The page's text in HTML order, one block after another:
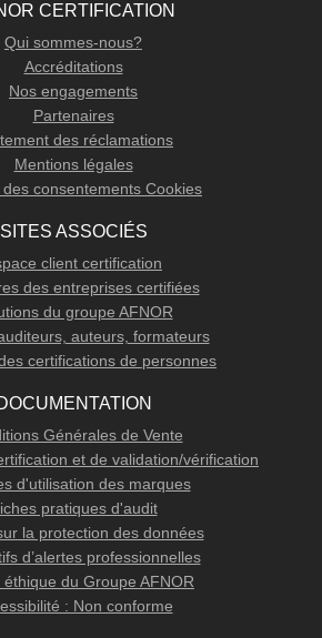
CERTIFICATION
Qui sommes-nous?
Accréditations
Nos engagements
Partenaires
des réclamations
Mentions légales
consentements Cookies
SITES ASSOCIÉS
client certification
des entreprises certifiées
du groupe AFNOR
auteurs, formateurs
certifications de personnes
Générales de Vente
et de validation/vérification
d'utilisation des marques
pratiques d'audit
la protection des données
d’alertes professionnelles
éthique du Groupe AFNOR
: Non conforme